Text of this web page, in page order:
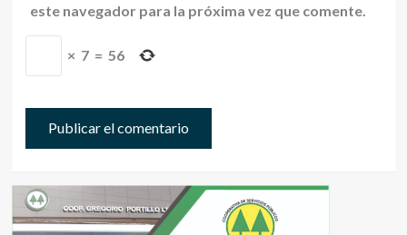
este navegador para la próxima vez que comente.
× 7 = 56